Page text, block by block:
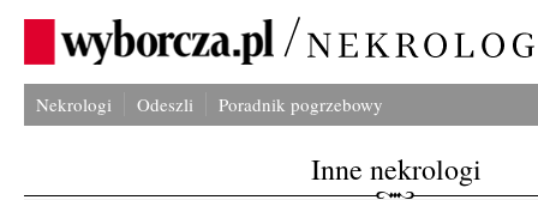
Nekrologi Odeszli Poradnik pogrzebowy
Inne nekrologi